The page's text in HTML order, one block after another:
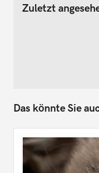
Zuletzt
Das könnte Sie